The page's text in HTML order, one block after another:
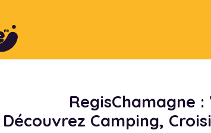
RegisChamagne
Découvrez Camping,